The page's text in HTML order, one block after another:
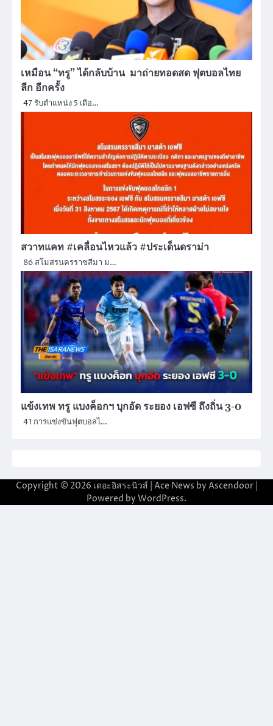
เหมือน “ทรู” ได้กลับบ้าน มาถ่ายทอดสด ฟุตบอลไทย
ลีก อีกครั้ง
47 รับตำแหน่ง 5 เดือ…
สวาทแคท #เคลื่อนไหวแล้ว #ประเด็นดราม่า
86 สโมสรนครราชสีมา ม…
แข้งเทพ ทรู แบงค็อกฯ บุกอัด ระยอง เอฟซี ถึงถิ่น 3-0
41 การแข่งขันฟุตบอลไ…
Copyright © 2026 เดอะอิสระนิวส์ | Ace News by Ascendoor|
Powered by WordPress.